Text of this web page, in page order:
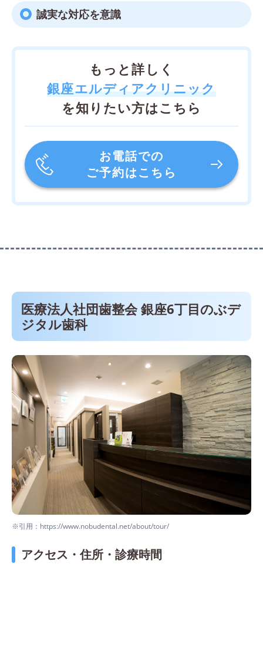
誠実な対応を意識
もっと詳しく
銀座エルディアクリニック
を知りたい方はこちら
お電話での
ご予約はこちら
医療法人社団歯整会 銀座6丁目のぶデ
ジタル歯科
※引用：https://www.nobudental.net/about/tour/
アクセス・住所・診療時間